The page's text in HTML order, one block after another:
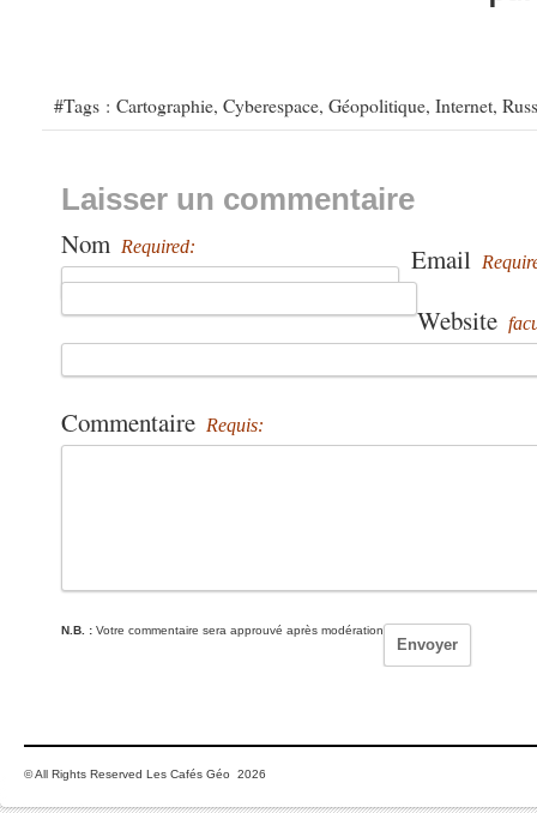
#Tags : Cartographie, Cyberespace, Géopolitique, Internet,
Laisser un commentaire
Nom Required: Email
Website
Commentaire Requis:
N.B. : Votre commentaire sera approuvé après modération
© All Rights Reserved Les Cafés Géo 2026